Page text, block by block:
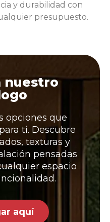
y durabilidad con
presupuesto.
nuestro
opciones que
ti. Descubre
texturas y
pensadas
espacio
aquí